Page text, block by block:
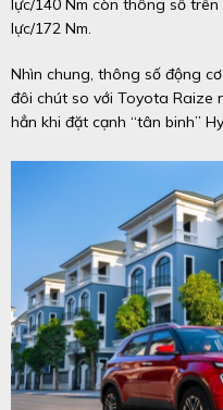
lực/140 Nm còn thông số
lực/172 Nm.
Nhìn chung, thông số động
đôi chút so với Toyota Raize
hẳn khi đặt cạnh “tân binh”